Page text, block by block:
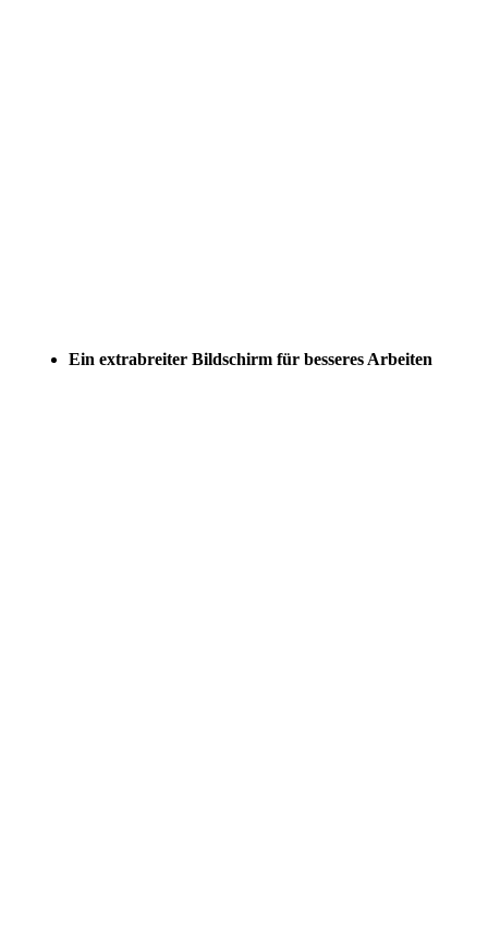
Ein extrabreiter Bildschirm für besseres Arbeiten